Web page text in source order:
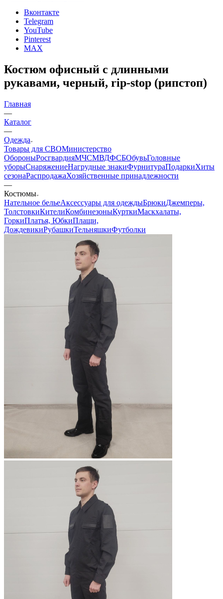
Вконтакте
Telegram
YouTube
Pinterest
MAX
Костюм офисный с длинными
рукавами, черный, rip-stop (рипстоп)
Главная
—
Каталог
—
Одежда
Товары для СВОМинистерство
ОбороныРосгвардияМЧСМВДФСБОбувьГоловные
уборыСнаряжениеНагрудные знакиФурнитураПодаркиХиты
сезонаРаспродажаХозяйственные принадлежности
—
Костюмы
Нательное бельеАксессуары для одеждыБрюкиДжемперы,
ТолстовкиКителиКомбинезоныКурткиМаскхалаты,
ГоркиПлатья, ЮбкиПлащи,
ДождевикиРубашкиТельняшкиФутболки